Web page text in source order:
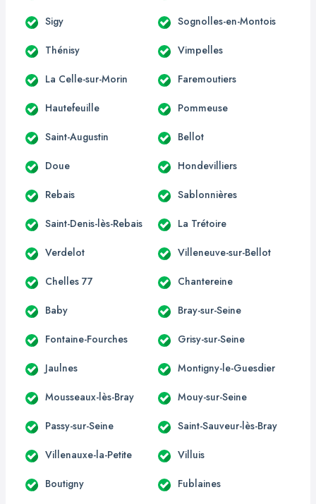
Sigy Sognolles-en-Montois
Thénisy Vimpelles
La Celle-sur-Morin Faremoutiers
Hautefeuille Pommeuse
Saint-Augustin Bellot
Doue Hondevilliers
Rebais Sablonnières
Saint-Denis-lès-Rebais La Trétoire
Verdelot Villeneuve-sur-Bellot
Chelles 77 Chantereine
Baby Bray-sur-Seine
Fontaine-Fourches Grisy-sur-Seine
Jaulnes Montigny-le-Guesdier
Mousseaux-lès-Bray Mouy-sur-Seine
Passy-sur-Seine Saint-Sauveur-lès-Bray
Villenauxe-la-Petite Villuis
Boutigny Fublaines